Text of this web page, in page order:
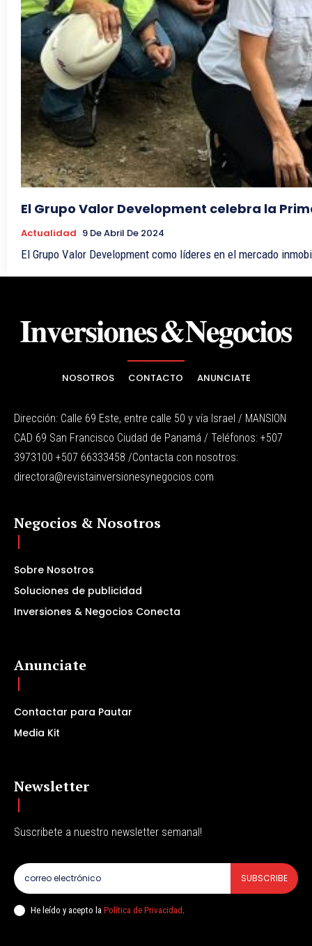
El Grupo Valor Development celebra la
Actualidad 9 De Abril De 2024
El Grupo Valor Development como líderes en el mercado
NOSOTROS CONTACTO ANUNCIATE
Dirección: Calle 69 Este, entre calle 50 y vía Israel / MANSION
CAD 69 San Francisco Ciudad de Panamá / Teléfonos: +507
3973100 +507 66333458 /Contacta con nosotros:
directora@revistainversionesynegocios.com
Negocios & Nosotros
Sobre Nosotros
Soluciones de publicidad
Inversiones & Negocios Conecta
Anunciate
Contactar para Pautar
Media Kit
Newsletter
Suscribete a nuestro newsletter semanal!
SUBSCRIBE
He leído y acepto la Política de Privacidad